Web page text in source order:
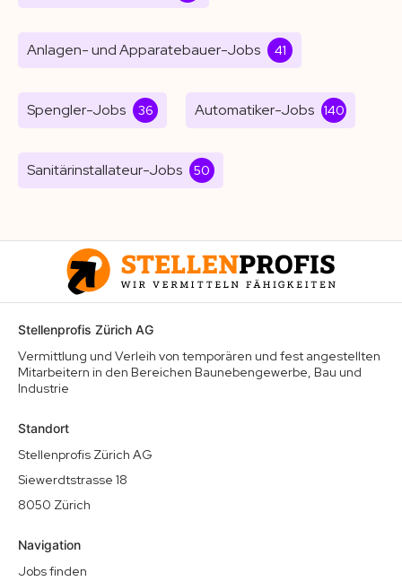
Anlagen- und Apparatebauer-Jobs 41
Spengler-Jobs 36 Automatiker-Jobs 140
Sanitärinstallateur-Jobs 50
Stellenprofis Zürich AG
Vermittlung und Verleih von temporären und fest angestellten
Mitarbeitern in den Bereichen Baunebengewerbe, Bau und
Industrie
Standort
Stellenprofis Zürich AG
Siewerdtstrasse 18
8050 Zürich
Navigation
Jobs finden